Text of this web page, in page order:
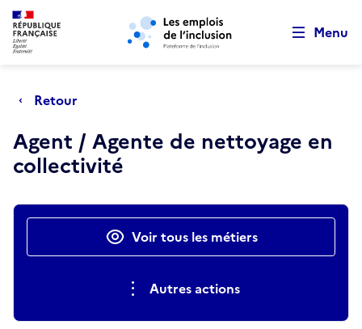
Aller au menu principal Aller au contenu principal
Menu
Retour
Agent / Agente de nettoyage en
collectivité
Actions rapidesVoir tous les métiers
Autres actions
Retour au début de la page
Panneau de gestion des cookies